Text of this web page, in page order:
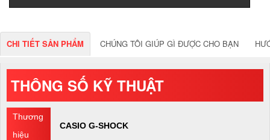
CHI TIẾT SẢN PHẨM CHÚNG TÔI GIÚP GÌ ĐƯỢC CHO BẠN
THÔNG SỐ KỸ THUẬT
Thương
hiệu
CASIO G-SHOCK